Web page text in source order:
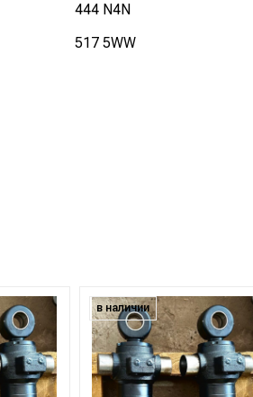
444 N4N
517 5WW
в наличии